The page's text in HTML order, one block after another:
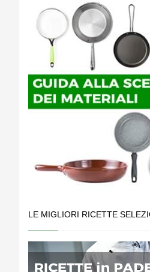
LE MIGLIORI RICETTE